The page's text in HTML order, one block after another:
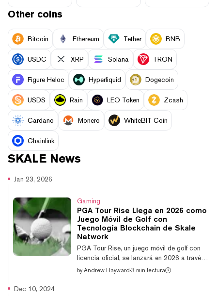
Other coins
Bitcoin Ethereum Tether BNB
USDC XRP Solana TRON
Figure Heloc Hyperliquid Dogecoin
USDS Rain LEO Token Zcash
Cardano Monero WhiteBIT Coin
Chainlink
SKALE News
Jan 23, 2026
Gaming
PGA Tour Rise Llega en 2026 como
Juego Móvil de Golf con
Tecnología Blockchain de Skale
Network
PGA Tour Rise, un juego móvil de golf con
licencia oficial, se lanzará en 2026 a través
de una colaboración entre Skale Network,
by Andrew Hayward ·3 min lectura
Dec 10, 2024